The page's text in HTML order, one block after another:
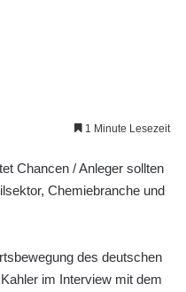
1 Minute Lesezeit
Chancen / Anleger sollten
Chemiebranche und
des deutschen
im Interview mit dem